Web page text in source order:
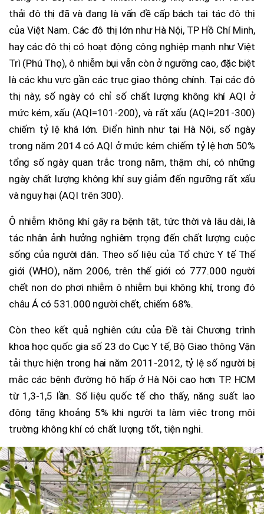
thải đô thị đã và đang là vấn đề cấp bách tại tác đô thị
của Việt Nam. Các đô thị lớn như Hà Nội, TP Hồ Chí Minh,
hay các đô thị có hoạt động công nghiệp mạnh như Việt
Trì (Phú Thọ), ô nhiễm bụi vẫn còn ở ngưỡng cao, đặc biệt
là các khu vực gần các trục giao thông chính. Tại các đô
thị này, số ngày có chỉ số chất lượng không khí AQI ở
mức kém, xấu (AQI=101-200), và rất xấu (AQI=201-300)
chiếm tỷ lệ khá lớn. Điển hình như tại Hà Nội, số ngày
trong năm 2014 có AQI ở mức kém chiếm tỷ lệ hơn 50%
tổng số ngày quan trắc trong năm, thậm chí, có những
ngày chất lượng không khí suy giảm đến ngưỡng rất xấu
và nguy hại (AQI trên 300).
Ô nhiễm không khí gây ra bệnh tật, tức thời và lâu dài, là
tác nhân ảnh hưởng nghiêm trọng đến chất lượng cuộc
sống của người dân. Theo số liệu của Tổ chức Y tế Thế
giới (WHO), năm 2006, trên thế giới có 777.000 người
chết non do phơi nhiễm ô nhiễm bụi không khí, trong đó
châu Á có 531.000 người chết, chiếm 68%.
Còn theo kết quả nghiên cứu của Đề tài Chương trình
khoa học quốc gia số 23 do Cục Y tế, Bộ Giao thông Vận
tải thực hiện trong hai năm 2011-2012, tỷ lệ số người bị
mắc các bệnh đường hô hấp ở Hà Nội cao hơn TP. HCM
từ 1,3-1,5 lần. Số liệu quốc tế cho thấy, năng suất lao
động tăng khoảng 5% khi người ta làm việc trong môi
trường không khí có chất lượng tốt, tiện nghi.